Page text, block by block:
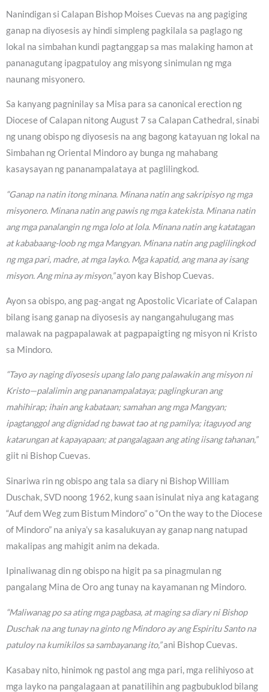
Nanindigan si Calapan Bishop Moises Cuevas na ang pagiging
ganap na diyosesis ay hindi simpleng pagkilala sa paglago ng
lokal na simbahan kundi pagtanggap sa mas malaking hamon at
pananagutang ipagpatuloy ang misyong sinimulan ng mga
naunang misyonero.
Sa kanyang pagninilay sa Misa para sa canonical erection ng
Diocese of Calapan nitong August 7 sa Calapan Cathedral, sinabi
ng unang obispo ng diyosesis na ang bagong katayuan ng lokal na
Simbahan ng Oriental Mindoro ay bunga ng mahabang
kasaysayan ng pananampalataya at paglilingkod.
“Ganap na natin itong minana. Minana natin ang sakripisyo ng mga
misyonero. Minana natin ang pawis ng mga katekista. Minana natin
ang mga panalangin ng mga lolo at lola. Minana natin ang katatagan
at kababaang-loob ng mga Mangyan. Minana natin ang paglilingkod
ng mga pari, madre, at mga layko. Mga kapatid, ang mana ay isang
misyon. Ang mina ay misyon,”ayon kay Bishop Cuevas.
Ayon sa obispo, ang pag-angat ng Apostolic Vicariate of Calapan
bilang isang ganap na diyosesis ay nangangahulugang mas
malawak na pagpapalawak at pagpapaigting ng misyon ni Kristo
sa Mindoro.
“Tayo ay naging diyosesis upang lalo pang palawakin ang misyon ni
Kristo—palalimin ang pananampalataya; paglingkuran ang
mahihirap; ihain ang kabataan; samahan ang mga Mangyan;
ipagtanggol ang dignidad ng bawat tao at ng pamilya; itaguyod ang
katarungan at kapayapaan; at pangalagaan ang ating iisang tahanan,”
giit ni Bishop Cuevas.
Sinariwa rin ng obispo ang tala sa diary ni Bishop William
Duschak, SVD noong 1962, kung saan isinulat niya ang katagang
“Auf dem Weg zum Bistum Mindoro” o “On the way to the Diocese
of Mindoro” na aniya’y sa kasalukuyan ay ganap nang natupad
makalipas ang mahigit anim na dekada.
Ipinaliwanag din ng obispo na higit pa sa pinagmulan ng
pangalang Mina de Oro ang tunay na kayamanan ng Mindoro.
“Maliwanag po sa ating mga pagbasa, at maging sa diary ni Bishop
Duschak na ang tunay na ginto ng Mindoro ay ang Espiritu Santo na
patuloy na kumikilos sa sambayanang ito,”ani Bishop Cuevas.
Kasabay nito, hinimok ng pastol ang mga pari, mga relihiyoso at
mga layko na pangalagaan at panatilihin ang pagbubuklod bilang